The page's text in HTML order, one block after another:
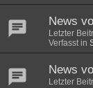
News
Letzter
Verfasst in
News
Letzter